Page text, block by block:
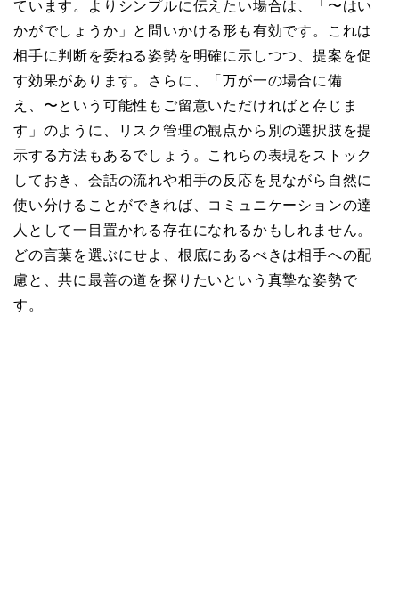
ています。よりシンプルに伝えたい場合は、「〜はい
かがでしょうか」と問いかける形も有効です。これは
相手に判断を委ねる姿勢を明確に示しつつ、提案を促
す効果があります。さらに、「万が一の場合に備
え、〜という可能性もご留意いただければと存じま
す」のように、リスク管理の観点から別の選択肢を提
示する方法もあるでしょう。これらの表現をストック
しておき、会話の流れや相手の反応を見ながら自然に
使い分けることができれば、コミュニケーションの達
人として一目置かれる存在になれるかもしれません。
どの言葉を選ぶにせよ、根底にあるべきは相手への配
慮と、共に最善の道を探りたいという真摯な姿勢で
す。